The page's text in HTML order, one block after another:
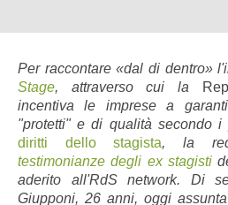
Per raccontare «dal di dentro»
Stage, attraverso cui la
incentiva le imprese a
"protetti" e di qualità secondo i
diritti dello stagista, la
testimonianze degli ex stagisti
aderito all'RdS network. Di
Giupponi, 26 anni, oggi